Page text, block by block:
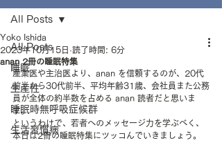
All Posts
睡眠
生産性
睡眠時無呼吸症候群
生活習慣病
All Posts
anan 2冊の睡眠特集
Yoko Ishida
2023年10月15日 読了時間: 6分
産業医や主治医より、anan を信頼するのが、20代
前半から30代前半、平均年齢31歳、会社員また公務
員が全体の約半数を占める anan 読者だと思いま
す。
というわけで、若者へのメッセージ力を学ぶべく、
本日は2冊の睡眠特集にツッコんでいきましょう。